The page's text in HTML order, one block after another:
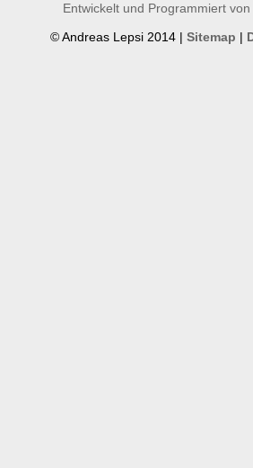
Entwickelt und Programmiert
© Andreas Lepsi 2014 |Sitemap |